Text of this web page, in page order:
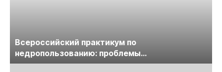
Всероссийский практикум по
недропользованию: проблемы
лицензирования, цифровизации, экспертизы